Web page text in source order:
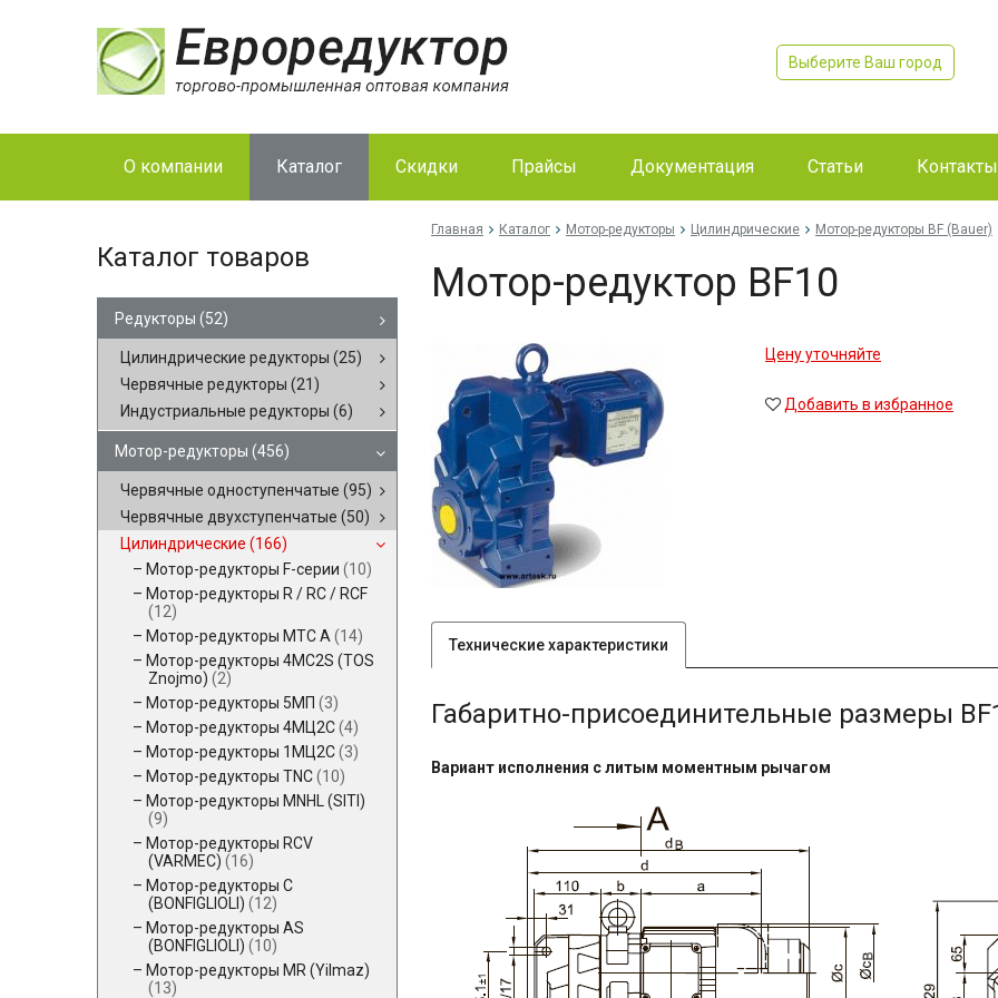
Выберите Ваш город
О компании Каталог Скидки Прайсы Документация Статьи Контакты
Каталог товаров
Редукторы (52)
Цилиндрические редукторы (25)
Червячные редукторы (21)
Индустриальные редукторы (6)
Мотор-редукторы (456)
Червячные одноступенчатые (95)
Червячные двухступенчатые (50)
Цилиндрические (166)
Мотор-редукторы F-серии (10)
Мотор-редукторы R / RC / RCF
(12)
Мотор-редукторы MTC A (14)
Мотор-редукторы 4MC2S (TOS
Znojmo) (2)
Мотор-редукторы 5МП (3)
Мотор-редукторы 4МЦ2С(4)
Мотор-редукторы 1МЦ2С(3)
Мотор-редукторы TNC(10)
Мотор-редукторы MNHL (SITI)
(9)
Мотор-редукторы RCV
(VARMEC) (16)
Мотор-редукторы C
(BONFIGLIOLI) (12)
Мотор-редукторы AS
(BONFIGLIOLI) (10)
Мотор-редукторы MR (Yilmaz)
(13)
Главная Каталог Мотор-редукторы Цилиндрические Мотор-редукторы BF (Bauer)
Мотор-редуктор BF10
Цену уточняйте
Добавить в избранное
Технические характеристики
Габаритно-присоединительные размеры
Вариант исполнения с литым моментным рычагом